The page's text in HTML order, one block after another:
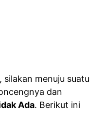
menuju suatu
dan
Ada. Berikut ini